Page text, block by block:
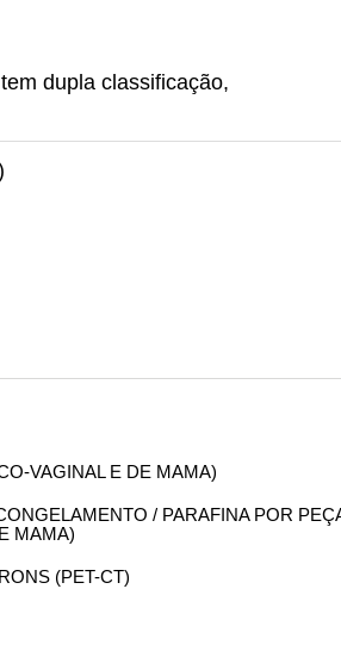
dupla classificação,
VAGINAL E DE MAMA)
/ PARAFINA POR
MAMA)
(PET-CT)